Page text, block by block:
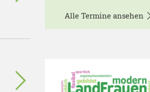
Alle Termine ansehen